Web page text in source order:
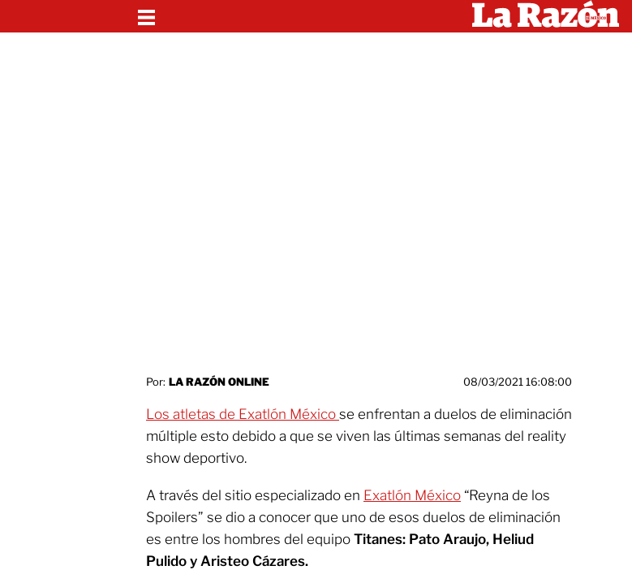
Por: LA RAZÓN ONLINE 08/03/2021 16:08:00
Los atletas de Exatlón México se enfrentan a duelos de eliminación
múltiple esto debido a que se viven las últimas semanas del reality
show deportivo.
A través del sitio especializado en Exatlón México “Reyna de los
Spoilers” se dio a conocer que uno de esos duelos de eliminación
es entre los hombres del equipo Titanes: Pato Araujo, Heliud
Pulido y Aristeo Cázares.